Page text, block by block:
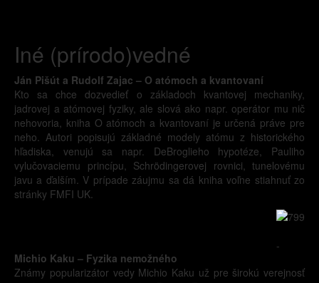
Iné (prírodo)vedné
Ján Pišút a Rudolf Zajac – O atómoch a kvantovaní
Kto sa chce dozvedieť o základoch kvantovej mechaniky,
jadrovej a atómovej fyziky, ale slová ako napr. operátor mu nič
nehovoria, kniha O atómoch a kvantovaní je určená práve pre
neho. Autori popisujú základné modely atómu z historického
hľadiska, venujú sa napr. DeBroglieho hypotéze, Pauliho
vylučovaciemu princípu, Schrödingerovej rovnici, tunelovému
javu a ďalším. V prípade záujmu sa dá kniha voľne stiahnuť zo
stránky FMFI UK.
-
Michio Kaku – Fyzika nemožného
Známy popularizátor vedy Michio Kaku už pre širokú verejnosť